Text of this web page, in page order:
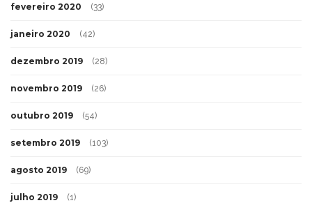
fevereiro 2020 (33)
janeiro 2020 (42)
dezembro 2019 (28)
novembro 2019 (26)
outubro 2019 (54)
setembro 2019 (103)
agosto 2019 (69)
julho 2019 (1)